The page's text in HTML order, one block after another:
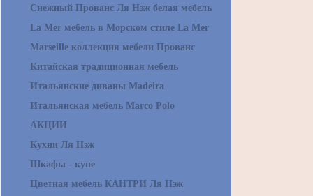
Снежный Прованс Ля Нэж белая мебель
La Mer мебель в Морском стиле La Mer
Marseille коллекция мебели Прованс
Китайская традиционная мебель
Итальянские диваны Madeira
Итальянская мебель Marco Polo
АКЦИИ
Кухни Ля Нэж
Шкафы - купе
Цветная мебель КАНТРИ Ля Нэж